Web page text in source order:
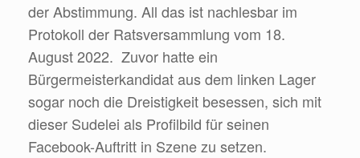
der Abstimmung. All das ist nachlesbar im
Protokoll der Ratsversammlung vom 18.
August 2022. Zuvor hatte ein
Bürgermeisterkandidat aus dem linken Lager
sogar noch die Dreistigkeit besessen, sich mit
dieser Sudelei als Profilbild für seinen
Facebook-Auftritt in Szene zu setzen.